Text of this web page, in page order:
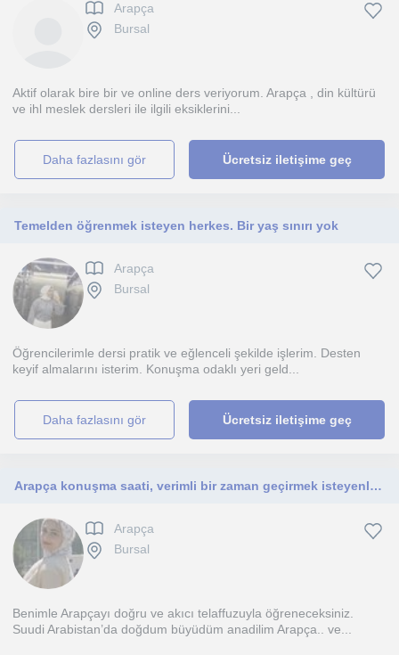
Arapça
Bursal
Aktif olarak bire bir ve online ders veriyorum. Arapça , din kültürü
ve ihl meslek dersleri ile ilgili eksiklerini...
daha fazlasını gör Ücretsiz iletişime geç
Temelden öğrenmek isteyen herkes. Bir yaş sınırı yok
Arapça
Bursal
Öğrencilerimle dersi pratik ve eğlenceli şekilde işlerim. Desten
keyif almalarını isterim. Konuşma odaklı yeri geld...
daha fazlasını gör Ücretsiz iletişime geç
Arapça konuşma saati, verimli bir zaman geçirmek isteyenlere
Arapça
Bursal
Benimle Arapçayı doğru ve akıcı telaffuzuyla öğreneceksiniz.
Suudi Arabistan’da doğdum büyüdüm anadilim Arapça.. ve...